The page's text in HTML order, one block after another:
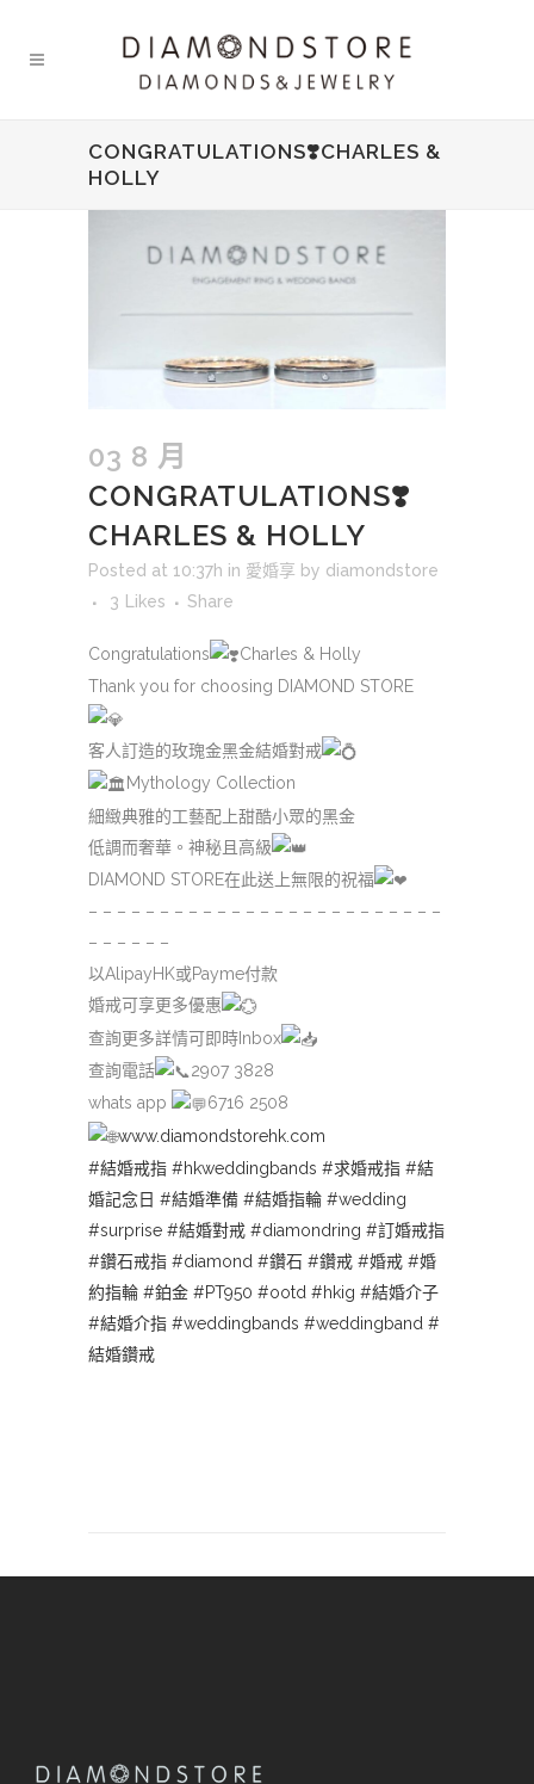
CONGRATULATIONS❣️CHARLES &
HOLLY
03 8 月
CONGRATULATIONS❣️
CHARLES & HOLLY
Posted at 10:37h in 愛婚享 by diamondstore
3
Likes Share
Congratulations
Charles & Holly
Thank you for choosing DIAMOND STORE
客人訂造的玫瑰金黑金結婚對戒
Mythology Collection
細緻典雅的工藝配上甜酷小眾的黑金
低調而奢華。神秘且高級
DIAMOND STORE在此送上無限的祝福
– – – – – – – – – – – – – – – – – – – – – – – – –
– – – – – –
以AlipayHK或Payme付款
婚戒可享更多優惠
查詢更多詳情可即時Inbox
查詢電話
2907 3828
whats app
6716 2508
www.diamondstorehk.com
#結婚戒指 #hkweddingbands #求婚戒指 #結
婚記念日 #結婚準備 #結婚指輪 #wedding
#surprise #結婚對戒 #diamondring #訂婚戒指
#鑽石戒指 #diamond #鑽石 #鑽戒 #婚戒 #婚
約指輪 #鉑金 #PT950 #ootd #hkig #結婚介子
#結婚介指 #weddingbands #weddingband #
結婚鑽戒